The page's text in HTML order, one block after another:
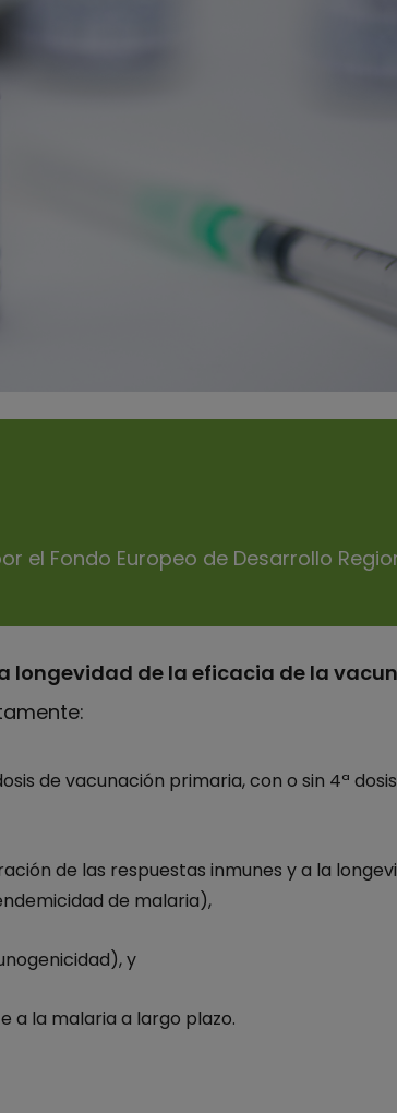
el Fondo Europeo de Desarrollo
longevidad de la eficacia de la
de vacunación primaria, con o sin 4ª
de las respuestas inmunes y a la
de malaria),
y
a la malaria a largo plazo.